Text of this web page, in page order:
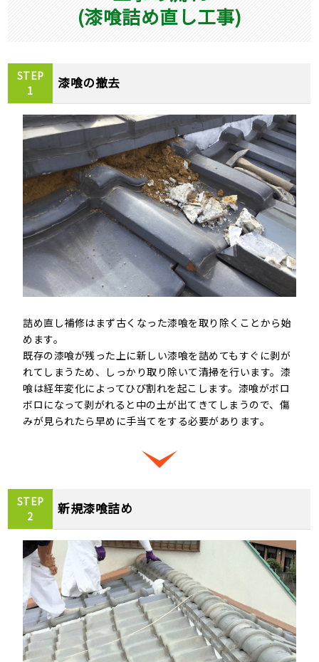
(漆喰詰め直し工事)
STEP
1
漆喰の撤去
詰め直し補修はまず古くなった漆喰を取り除くことから始
めます。
既存の漆喰が残った上に新しい漆喰を詰めてもすぐに剥が
れてしまうため、しっかり取り除いて清掃を行います。漆
喰は経年変化によってひび割れを起こします。漆喰がボロ
ボロになって剥がれると中の土が出てきてしまうので、傷
みが見られたら早めに手当てをする必要があります。
STEP
2
新規漆喰詰め